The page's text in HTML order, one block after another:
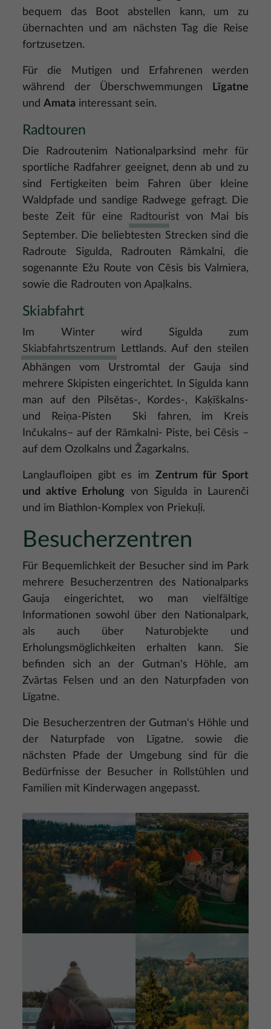
bequem das Boot abstellen kann, um zu
übernachten und am nächsten Tag die Reise
fortzusetzen.
Für die Mutigen und Erfahrenen werden
während der Überschwemmungen
Līgatne
und Amata interessant sein.
Radtouren
Die Radroutenim Nationalparksind mehr für
sportliche Radfahrer geeignet, denn ab und zu
sind Fertigkeiten beim Fahren über kleine
Waldpfade und sandige Radwege gefragt. Die
beste Zeit für eine
Radtourist von Mai bis
September. Die beliebtesten Strecken sind die
Radroute Sigulda, Radrouten Rāmkalni, die
sogenannte Ežu Route von Cēsis bis Valmiera,
sowie die Radrouten von Apaļkalns.
Skiabfahrt
Im Winter wird Sigulda zum
Skiabfahrtszentrum Lettlands. Auf den steilen
Abhängen vom Urstromtal der Gauja sind
mehrere Skipisten eingerichtet. In Sigulda kann
man auf den Pilsētas-, Kordes-, Kaķīškalns-
und Reiņa-Pisten Ski fahren, im Kreis
Inčukalns– auf der Rāmkalni- Piste, bei Cēsis –
auf dem Ozolkalns und Žagarkalns.
Langlaufloipen gibt es im Zentrum für Sport
und aktive Erholung von Sigulda in Laurenči
und im Biathlon-Komplex von Priekuļi.
Besucherzentren
Für Bequemlichkeit der Besucher sind im Park
mehrere Besucherzentren des Nationalparks
Gauja eingerichtet, wo man vielfältige
Informationen sowohl über den Nationalpark,
als auch über Naturobjekte und
Erholungsmöglichkeiten erhalten kann. Sie
befinden sich an der Gutman's Höhle, am
Zvārtas Felsen und an den Naturpfaden von
Līgatne.
Die Besucherzentren der Gutman's Höhle und
der Naturpfade von Līgatne. sowie die
nächsten Pfade der Umgebung sind für die
Bedürfnisse der Besucher in Rollstühlen und
Familien mit Kinderwagen angepasst.
Bild Bild